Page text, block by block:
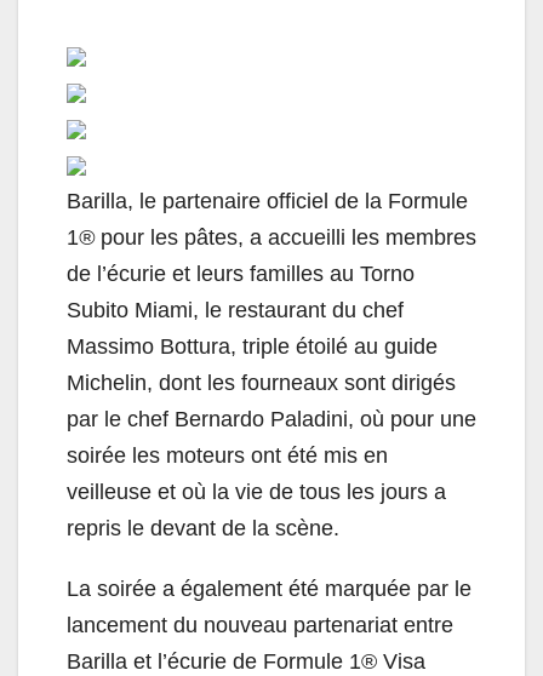
Barilla, le partenaire officiel de la Formule
1®pour les pâtes, a accueilli les membres
de l’écurie et leurs familles au Torno
Subito Miami, le restaurant du chef
Massimo Bottura, triple étoilé au guide
Michelin, dont les fourneaux sont dirigés
par le chef Bernardo Paladini, où pour une
soirée les moteurs ont été mis en
veilleuse et où la vie de tous les jours a
repris le devant de la scène.
La soirée a également été marquée par le
lancement du nouveau partenariat entre
Barilla et l’écurie de Formule 1® Visa